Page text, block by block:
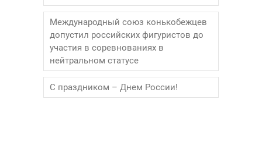
Международный союз конькобежцев
допустил российских фигуристов до
участия в соревнованиях в
нейтральном статусе
С праздником – Днем России!